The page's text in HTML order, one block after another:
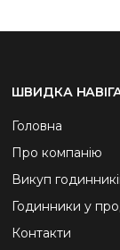
ШВИДКА
Головна
Про компанію
Викуп
Годинники у
Контакти